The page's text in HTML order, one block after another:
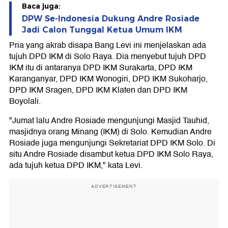
Baca juga:
DPW Se-Indonesia Dukung Andre Rosiade
Jadi Calon Tunggal Ketua Umum IKM
Pria yang akrab disapa Bang Levi ini menjelaskan ada
tujuh DPD IKM di Solo Raya. Dia menyebut tujuh DPD
IKM itu di antaranya DPD IKM Surakarta, DPD IKM
Karanganyar, DPD IKM Wonogiri, DPD IKM Sukoharjo,
DPD IKM Sragen, DPD IKM Klaten dan DPD IKM
Boyolali.
"Jumat lalu Andre Rosiade mengunjungi Masjid Tauhid,
masjidnya orang Minang (IKM) di Solo. Kemudian Andre
Rosiade juga mengunjungi Sekretariat DPD IKM Solo. Di
situ Andre Rosiade disambut ketua DPD IKM Solo Raya,
ada tujuh ketua DPD IKM," kata Levi.
ADVERTISEMENT